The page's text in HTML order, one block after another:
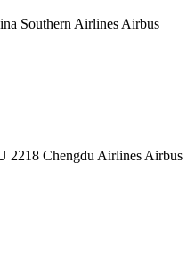
Southern Airlines Airbus
2218 Chengdu Airlines Airbus